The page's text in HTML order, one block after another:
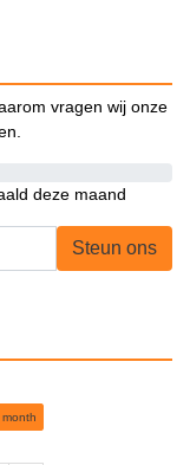
vragen wij onze
deze maand
Steun ons
month